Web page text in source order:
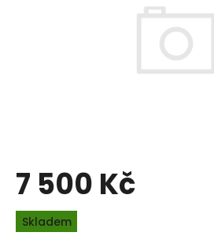
7 500 Kč
Měrná
cena:
Skladem